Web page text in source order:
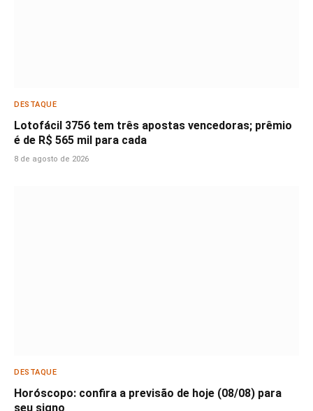
DESTAQUE
Lotofácil 3756 tem três apostas vencedoras; prêmio
é de R$ 565 mil para cada
8 de agosto de 2026
DESTAQUE
Horóscopo: confira a previsão de hoje (08/08) para
seu signo